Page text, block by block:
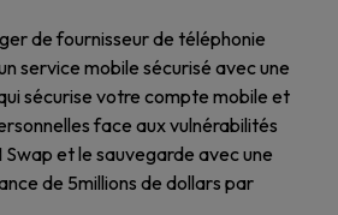
de fournisseur de téléphonie
service mobile sécurisé avec une
sécurise votre compte mobile et
face aux vulnérabilités
et le sauvegarde avec une
de 5millions de dollars par